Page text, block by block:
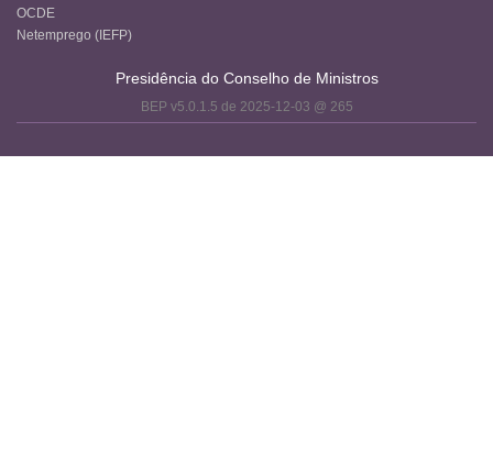
OCDE
Netemprego (IEFP)
Presidência do Conselho de Ministros
BEP v5.0.1.5 de 2025-12-03 @ 265